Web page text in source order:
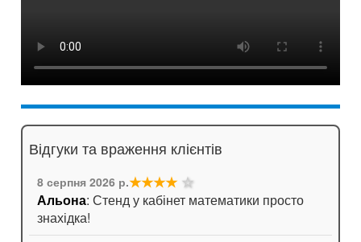
Відгуки та враження клієнтів
8 серпня 2026 р.★★★★ ☆
Альона: Стенд у кабінет математики просто
знахідка!